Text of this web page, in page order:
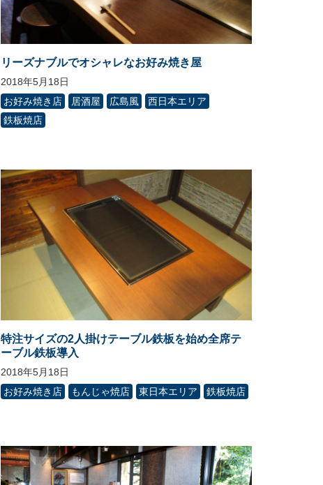
リーズナブルでオシャレなお好み焼き屋
2018年5月18日
お好み焼き店
居酒屋 広島風
西日本エリア
鉄板焼店
特注サイズの2人掛けテーブル鉄板を始め全席テ
ーブル鉄板導入
2018年5月18日
お好み焼き店
もんじゃ焼店 東日本エリア 鉄板焼店